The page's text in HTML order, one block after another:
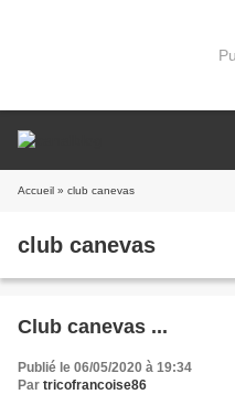
Accueil » club canevas
club canevas
Club canevas ...
Publié le 06/05/2020 à 19:34
Par tricofrancoise86